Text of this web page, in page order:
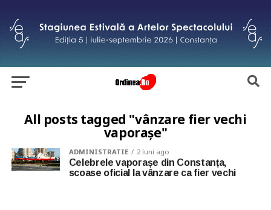
All posts tagged "vânzare fier vechi
vaporașe"
ADMINISTRATIE 2 luni ago
Celebrele vaporașe din Constanța,
scoase oficial la vânzare ca fier vechi